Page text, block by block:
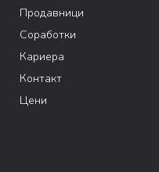
Продавници
Соработки
Кариера
Контакт
Цени